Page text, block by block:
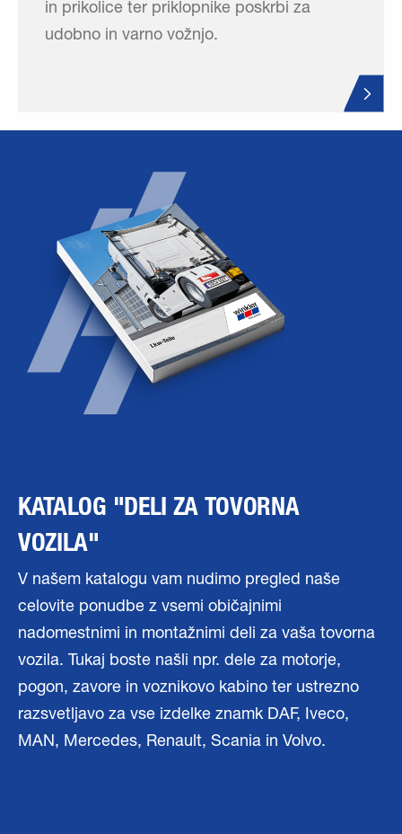
in prikolice ter priklopnike poskrbi za
udobno in varno vožnjo.
KATALOG "DELI ZA TOVORNA
VOZILA"
V našem katalogu vam nudimo pregled naše
celovite ponudbe z vsemi običajnimi
nadomestnimi in montažnimi deli za vaša tovorna
vozila. Tukaj boste našli npr. dele za motorje,
pogon, zavore in voznikovo kabino ter ustrezno
razsvetljavo za vse izdelke znamk DAF, Iveco,
MAN, Mercedes, Renault, Scania in Volvo.